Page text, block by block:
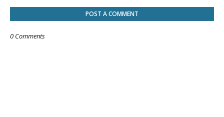
POST A COMMENT
0 Comments